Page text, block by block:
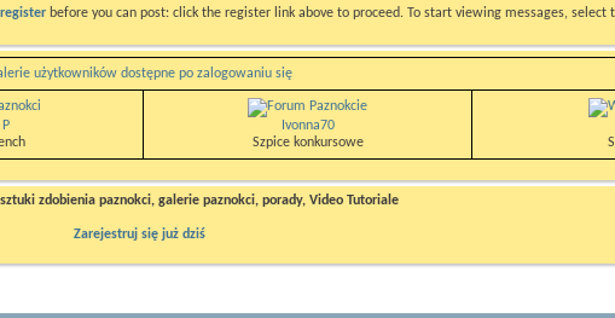
register before you can post: click the register link above to proceed. To start viewing messages,
użytkowników dostępne po zalogowaniu się
Ivonna70
Szpice konkursowe
zdobienia paznokci, galerie paznokci, porady, Video Tutoriale
Zarejestruj się już dziś